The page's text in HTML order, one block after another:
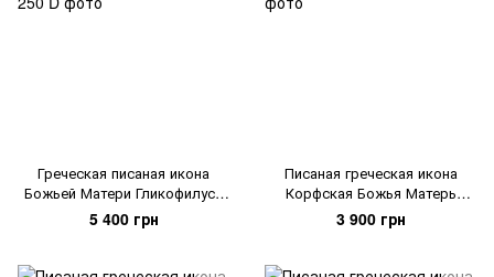
Греческая писаная икона
Божьей Матери Гликофилуса
22,5 Х 29 см
5 400 грн
Писаная греческая икона
Корфская Божья Матерь
(Керкира) 16 × 20 см
3 900 грн